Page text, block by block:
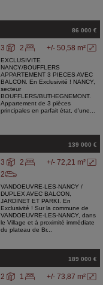
86 000 €
+/- 50,58 m²
3 2
EXCLUSIVITE
NANCY/BOUFFLERS
APPARTEMENT 3 PIECES AVEC
BALCON. En Exclusivité ! NANCY,
secteur
BOUFFLERS/BUTHEGNEMONT.
Appartement de 3 pièces
principales en parfait état, d'une...
139 000 €
+/- 72,21 m²
3
2
2
VANDOEUVRE-LES-NANCY /
DUPLEX AVEC BALCON,
JARDINET ET PARKI. En
Exclusivité ! Sur la commune de
VANDOEUVRE-LES-NANCY, dans
le Village et à proximité immédiate
du plateau de Br...
189 000 €
+/- 73,87 m²
2 1